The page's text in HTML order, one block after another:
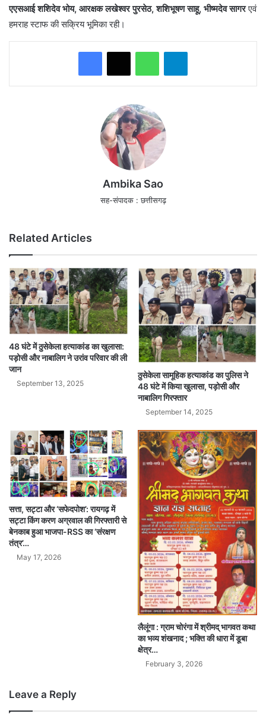
एएसआई शशिदेव भोय, आरक्षक लखेश्वर पुरसेठ, शशिभूषण साहू, भीष्मदेव सागरएवं
हमराह स्टाफ की सक्रिय भूमिका रही।
WhatsAppTelegram
Ambika Sao
सह-संपादक : छत्तीसगढ़
Related Articles
48 घंटे में ठुसेकेला हत्याकांड का खुलासा:
पड़ोसी और नाबालिग ने उरांव परिवार की ली
जान
September 13, 2025
ठुसेकेला सामूहिक हत्याकांड का पुलिस ने
48 घंटे में किया खुलासा, पड़ोसी और
नाबालिग गिरफ्तार
September 14, 2025
सत्ता, सट्टा और ‘सफेदपोश’: रायगढ़ में
सट्टा किंग करण अग्रवाल की गिरफ्तारी से
बेनकाब हुआ भाजपा-RSS का ‘संरक्षण
तंत्र’…
May 17, 2026
लैलूंगा : ग्राम चोरंगा में श्रीमद् भागवत कथा
का भव्य शंखनाद ; भक्ति की धारा में डूबा
क्षेत्र…
February 3, 2026
Leave a Reply